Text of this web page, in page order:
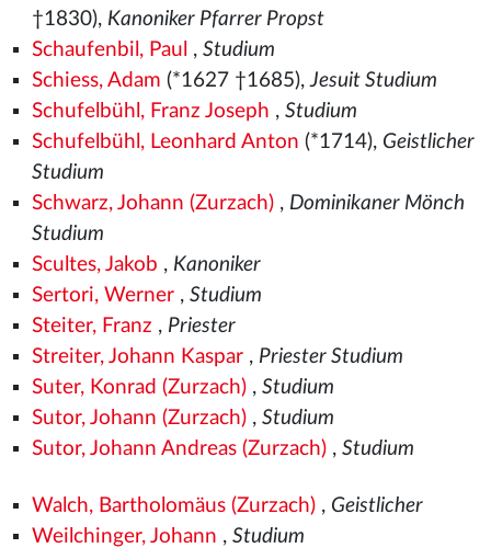
†1830), Kanoniker Pfarrer Propst
Schaufenbil, Paul , Studium
Schiess, Adam (*1627 †1685),Jesuit Studium
Schufelbühl, Franz Joseph , Studium
Schufelbühl, Leonhard Anton (*1714), Geistlicher
Studium
Schwarz, Johann (Zurzach), Dominikaner Mönch
Studium
Scultes, Jakob , Kanoniker
Sertori, Werner, Studium
Steiter, Franz , Priester
Streiter, Johann Kaspar, Priester Studium
Suter, Konrad (Zurzach), Studium
Sutor, Johann (Zurzach), Studium
Sutor, Johann Andreas (Zurzach), Studium
Walch, Bartholomäus (Zurzach), Geistlicher
Weilchinger, Johann , Studium